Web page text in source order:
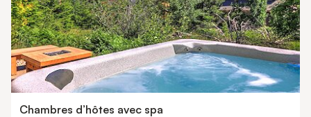
Chambres d’hôtes avec spa